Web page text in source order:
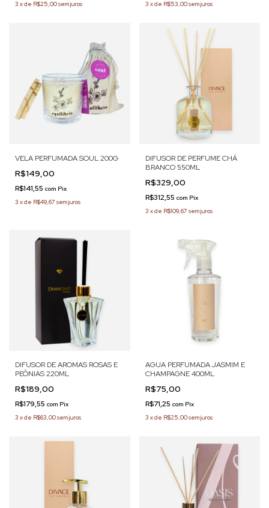
3 xde R$25,00sem juros 3 xde R$53,00sem juros
VELA PERFUMADA SOUL 200G
R$149,00
R$141,55 com Pix
3 xde R$49,67 sem juros
DIFUSOR DE PERFUME CHÁ
BRANCO 550ML
R$329,00
R$312,55 com Pix
3 xde R$109,67 sem juros
DIFUSOR DE AROMAS ROSAS E
PEÔNIAS 220ML
R$189,00
R$179,55 com Pix
3 xde R$63,00sem juros
AGUA PERFUMADA JASMIM E
CHAMPAGNE 400ML
R$75,00
R$71,25 com Pix
3 xde R$25,00sem juros